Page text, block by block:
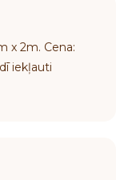
x 2m. Cena:
iekļauti